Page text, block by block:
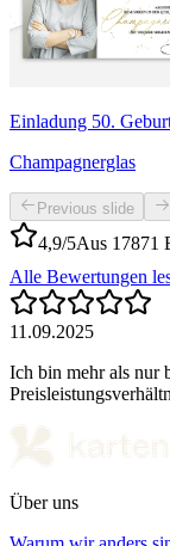
Einladung 50.
Champagnerglas
Previous slide
4,9/5Aus 17871
Alle Bewertungen
11.09.2025
Ich bin mehr als nur
Über uns